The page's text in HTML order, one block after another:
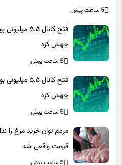
جهش کرد
5 ساعت پیش
جهش کرد
5 ساعت پیش
مردم توان خرید مرغ را
قیمت واقعی شد
5 ساعت پیش